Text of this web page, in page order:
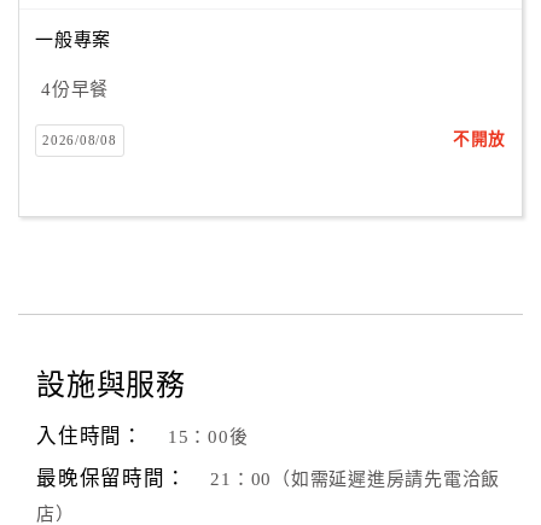
一般專案
4份早餐
2026/08/08 不開放
設施與服務
入住時間： 15：00後
最晚保留時間：
21：00（如需延遲進房請先電洽飯
店）